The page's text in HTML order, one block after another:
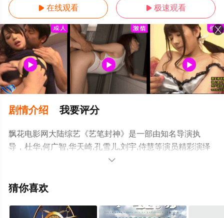
 在线观看  极速观看
剧情介绍 我要评分
飘花电影网大陆综艺《艺笔封神》是一部由知名导演执
导，杜华,何广智,华天崎,孔雪儿,刘宇,侍慧等演员精彩演绎
的大陆综艺，大结局剧情已揭晓（全期），手机免费观看
可移步至豆瓣综艺、电视猫或剧情网等平台了解。

猜你喜欢